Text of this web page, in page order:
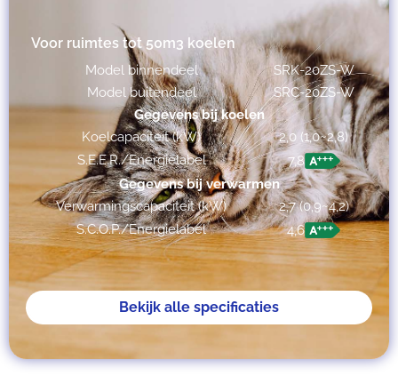
Voor ruimtes tot 50m3 koelen
Model binnendeel
SRK-20ZS-W
Model buitendeel
SRC-20ZS-W
Gegevens bij koelen
Koelcapaciteit (kW)
2,0 (1,0~2,8)
S.E.E.R./Energielabel
7,8
Gegevens bij verwarmen
Verwarmingscapaciteit (kW)
2,7 (0,9~4,2)
S.C.O.P./Energielabel
4,6
Bekijk alle specificaties